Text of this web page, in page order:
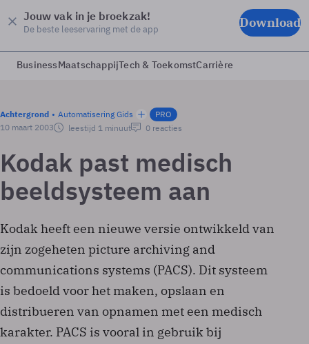
Jouw vak in je broekzak!
De beste leeservaring met de app Download
BusinessMaatschappijTech & ToekomstCarrière
Achtergrond Automatisering Gids
PRO
10 maart 2003
leestijd 1 minuut 0 reacties
Kodak past medisch
beeldsysteem aan
Kodak heeft een nieuwe versie ontwikkeld van
zijn zogeheten picture archiving and
communications systems (PACS). Dit systeem
is bedoeld voor het maken, opslaan en
distribueren van opnamen met een medisch
karakter. PACS is vooral in gebruik bij